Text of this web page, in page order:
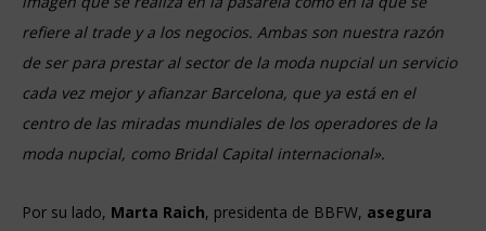
refiere al trade y a los negocios. Ambas son nuestra razón
de ser para prestar al sector de la moda nupcial un servicio
cada vez mejor y afianzar Barcelona, que ya está en el
centro de las miradas mundiales de los operadores de la
moda nupcial, como Bridal Capital internacional».
Por su lado, Marta Raich, presidenta de BBFW, asegura